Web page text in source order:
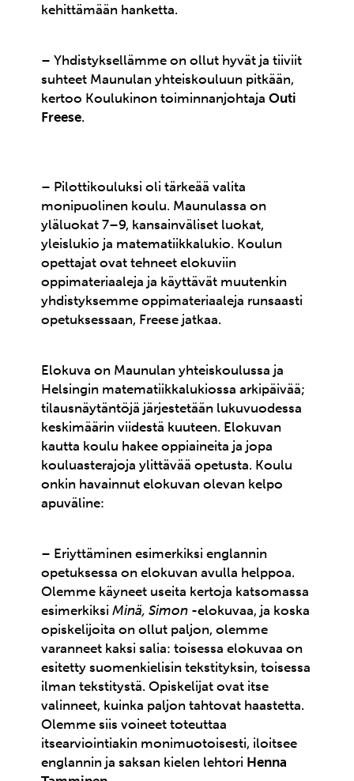
kehittämään hanketta.
– Yhdistyksellämme on ollut hyvät ja tiiviit
suhteet Maunulan yhteiskouluun pitkään,
kertoo Koulukinon toiminnanjohtajaOuti
Freese.
– Pilottikouluksi oli tärkeää valita
monipuolinen koulu. Maunulassa on
yläluokat 7–9, kansainväliset luokat,
yleislukio ja matematiikkalukio. Koulun
opettajat ovat tehneet elokuviin
oppimateriaaleja ja käyttävät muutenkin
yhdistyksemme oppimateriaaleja runsaasti
opetuksessaan, Freese jatkaa.
Elokuva on Maunulan yhteiskoulussa ja
Helsingin matematiikkalukiossa arkipäivää;
tilausnäytäntöjä järjestetään lukuvuodessa
keskimäärin viidestä kuuteen. Elokuvan
kautta koulu hakee oppiaineita ja jopa
kouluasterajoja ylittävää opetusta. Koulu
onkin havainnut elokuvan olevan kelpo
apuväline:
– Eriyttäminen esimerkiksi englannin
opetuksessa on elokuvan avulla helppoa.
Olemme käyneet useita kertoja katsomassa
esimerkiksiMinä, Simon -elokuvaa, ja koska
opiskelijoita on ollut paljon, olemme
varanneet kaksi salia: toisessa elokuvaa on
esitetty suomenkielisin tekstityksin, toisessa
ilman tekstitystä. Opiskelijat ovat itse
valinneet, kuinka paljon tahtovat haastetta.
Olemme siis voineet toteuttaa
itsearviointiakin monimuotoisesti, iloitsee
englannin ja saksan kielen lehtori Henna